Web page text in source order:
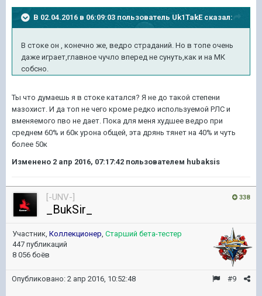
В 02.04.2016 в 06:09:03 пользователь Uk1TakE сказал:
В стоке он , конечно же, ведро страданий. Но в топе очень
даже играет,главное чучло вперед не сунуть,как и на МК
собсно.
Ты что думаешь я в стоке катался? Я не до такой степени
мазохист. И да топ не чего кроме редко используемой РЛС и
вменяемого пво не дает. Пока для меня худшее ведро при
среднем 60% и 60к урона общей, эта дрянь тянет на 40% и чуть
более 50к
Изменено 2 апр 2016, 07:17:42 пользователем hubaksis
338
[-UNV-]
_BukSir_
Участник, Коллекционер Старший бета-тестер
447 публикаций
8 056 боёв
#9
Опубликовано: 2 апр 2016, 10:52:48